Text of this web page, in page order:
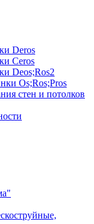
Deros
Ceros
Deos;Ros2
Os;Ros;Pros
стен и потолков